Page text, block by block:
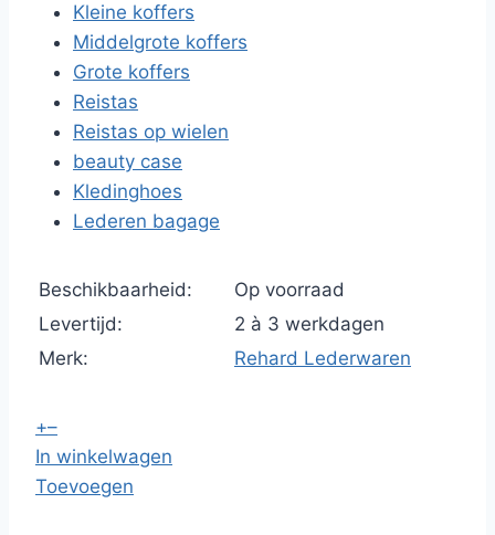
Kleine koffers
Middelgrote koffers
Grote koffers
Reistas
Reistas op wielen
beauty case
Kledinghoes
Lederen bagage
Beschikbaarheid:
Op voorraad
Levertijd:
2 à 3 werkdagen
Merk:
Rehard Lederwaren
+–
In winkelwagen
Toevoegen